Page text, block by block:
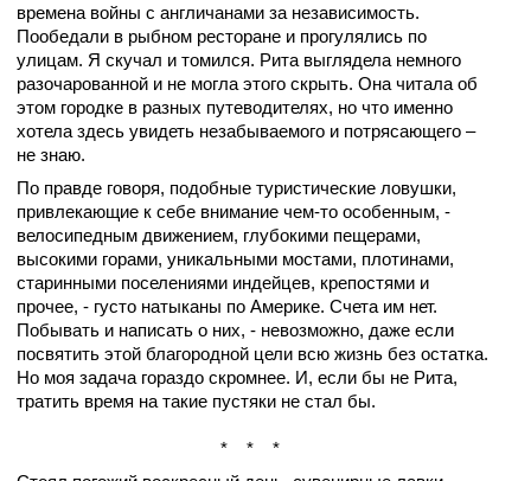
времена войны с англичанами за независимость.
Пообедали в рыбном ресторане и прогулялись по
улицам. Я скучал и томился. Рита выглядела немного
разочарованной и не могла этого скрыть. Она читала об
этом городке в разных путеводителях, но что именно
хотела здесь увидеть незабываемого и потрясающего –
не знаю.
По правде говоря, подобные туристические ловушки,
привлекающие к себе внимание чем-то особенным, -
велосипедным движением, глубокими пещерами,
высокими горами, уникальными мостами, плотинами,
старинными поселениями индейцев, крепостями и
прочее, - густо натыканы по Америке. Счета им нет.
Побывать и написать о них, - невозможно, даже если
посвятить этой благородной цели всю жизнь без остатка.
Но моя задача гораздо скромнее. И, если бы не Рита,
тратить время на такие пустяки не стал бы.
* * *